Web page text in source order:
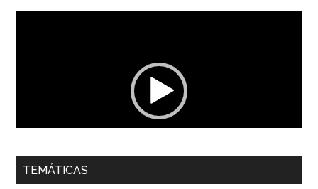
00:00 01:04
Dra. Carolina Corcho Mejía,Presidenta Corporación
TEMÁTICAS